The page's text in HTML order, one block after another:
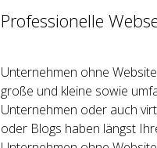
Professionelle
Unternehmen ohne
große und kleine sowie
Unternehmen oder auch
oder Blogs haben längst